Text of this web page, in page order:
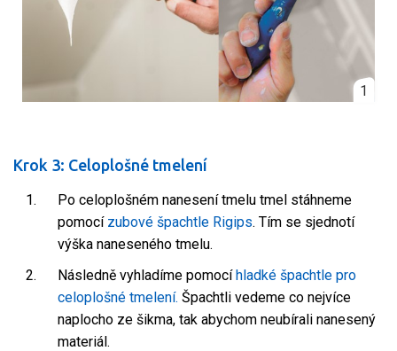
1
Krok 3: Celoplošné tmelení
Po celoplošném nanesení tmelu tmel stáhneme
pomocí zubové špachtle Rigips. Tím se sjednotí
výška naneseného tmelu.
Následně vyhladíme pomocíhladké špachtle pro
celoplošné tmelení. Špachtli vedeme co nejvíce
naplocho ze šikma, tak abychom neubírali nanesený
materiál.